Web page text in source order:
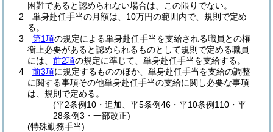
困難であると認められない場合は、この限りでない。
2
単身赴任手当の月額は、10万円の範囲内で、規則で定め
る。
3
第1項の規定による単身赴任手当を支給される職員との権
衡上必要があると認められるものとして規則で定める職員
には、 前2項の規定に準じて、単身赴任手当を支給する。
4
前3項に規定するもののほか、単身赴任手当を支給の調整
に関する事項その他単身赴任手当の支給に関し必要な事項
は、規則で定める。
(平2条例10・追加、平5条例46・平10条例110・平
28条例3・一部改正)
(特殊勤務手当)